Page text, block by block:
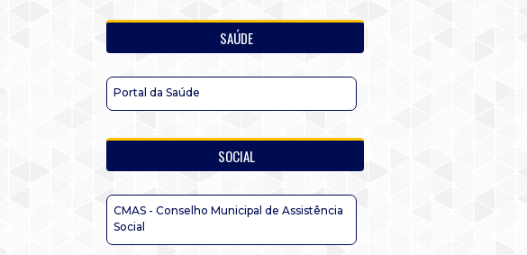
SAÚDE
Portal da Saúde
SOCIAL
CMAS - Conselho Municipal de Assistência
Social